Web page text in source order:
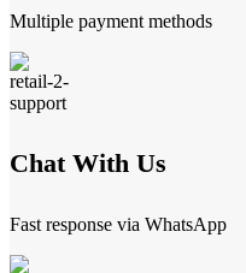
Multiple payment methods
Chat With Us
Fast response via WhatsApp